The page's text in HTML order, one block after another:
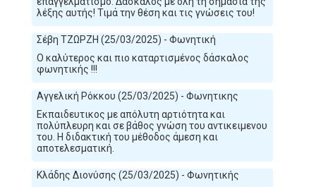
λέξης αυτής! Τιμά την θέση και τις γνώσεις του!
Σέβη ΤΖΩΡΖΗ (25/03/2025) - Φωνητική
Ο καλύτερος και πιο καταρτισμένος δάσκαλος
φωνητικής !!!
Αγγελική Ρόκκου (25/03/2025) - Φωνητικης
Εκπαιδευτικος με απόλυτη αρτιότητα και
πολύπλευρη και σε βάθος γνώση του αντικειμενου
του. Η διδακτική του μέθοδος άμεση και
αποτελεσματική.
Κλάδης Διονύσης (25/03/2025) - Φωνητικής